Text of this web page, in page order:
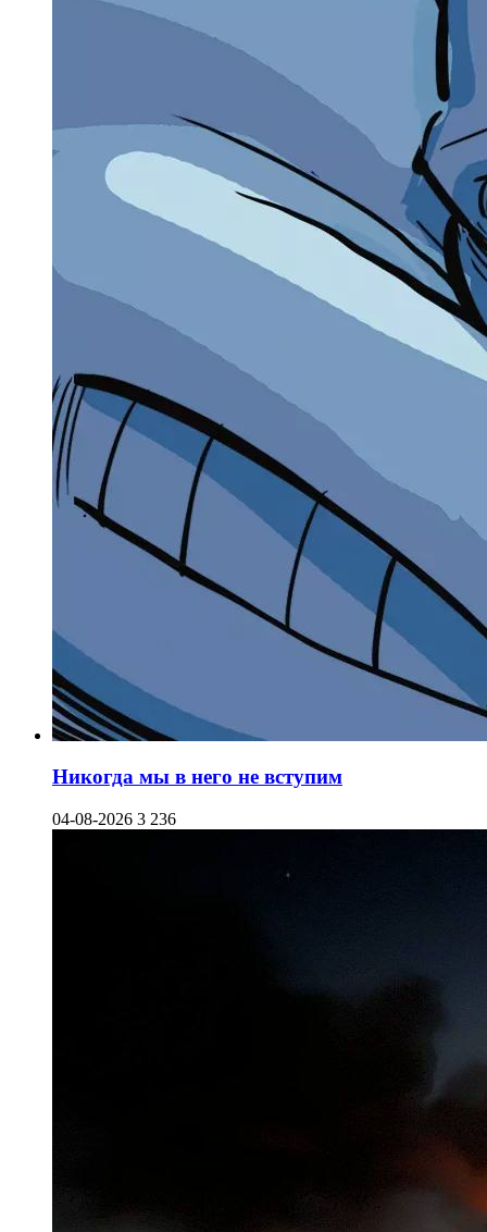
Никогда мы в него не вступим
04-08-2026 3 236